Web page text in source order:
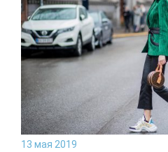
13 мая 2019